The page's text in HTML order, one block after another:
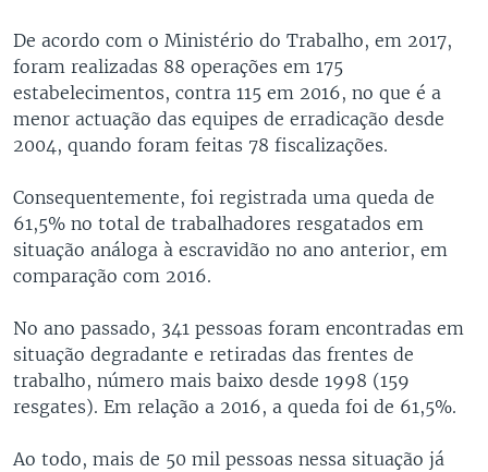
De acordo com o Ministério do Trabalho, em 2017,
foram realizadas 88 operações em 175
estabelecimentos, contra 115 em 2016, no que é a
menor actuação das equipes de erradicação desde
2004, quando foram feitas 78 fiscalizações.
Consequentemente, foi registrada uma queda de
61,5% no total de trabalhadores resgatados em
situação análoga à escravidão no ano anterior, em
comparação com 2016.
No ano passado, 341 pessoas foram encontradas em
situação degradante e retiradas das frentes de
trabalho, número mais baixo desde 1998 (159
resgates). Em relação a 2016, a queda foi de 61,5%.
Ao todo, mais de 50 mil pessoas nessa situação já